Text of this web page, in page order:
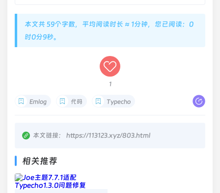
本文共 59个字数，平均阅读时长 ≈ 1分钟，您已阅读：0
时0分9秒。
1
Emlog 代码 Typecho
本文链接： https://113123.xyz/803.html
相关推荐